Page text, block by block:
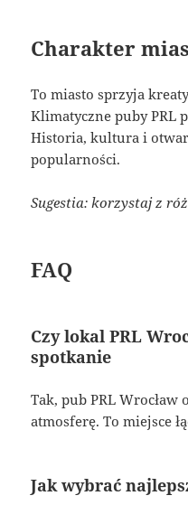
Charakter
To miasto sprzyja
Klimatyczne puby PRL
Historia, kultura i
popularności.
Sugestia: korzystaj z
FAQ
Czy lokal PRL
spotkanie
Tak, pub PRL
atmosferę. To miejsce
Jak wybrać